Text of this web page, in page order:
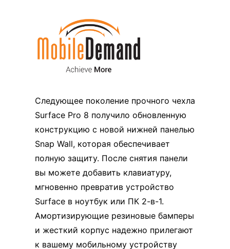
Следующее поколение прочного чехла
Surface Pro 8 получило обновленную
конструкцию с новой нижней панелью
Snap Wall, которая обеспечивает
полную защиту. После снятия панели
вы можете добавить клавиатуру,
мгновенно превратив устройство
Surface в ноутбук или ПК 2-в-1.
Амортизирующие резиновые бамперы
и жесткий корпус надежно прилегают
к вашему мобильному устройству